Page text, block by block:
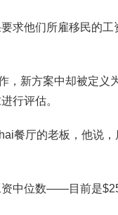
求他们所雇移民的
，新方案中却被定义
行评估。
餐厅的老板，他说
资中位数——目前是